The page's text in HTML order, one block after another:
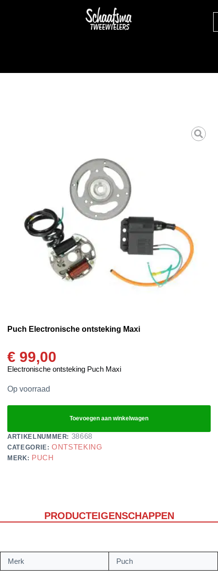
Puch Electronische ontsteking Maxi
€ 99,00
Electronische ontsteking Puch Maxi
Op voorraad
Toevoegen aan winkelwagen
ARTIKELNUMMER: 38668
CATEGORIE:ONTSTEKING
MERK: PUCH
PRODUCTEIGENSCHAPPEN
Merk Puch